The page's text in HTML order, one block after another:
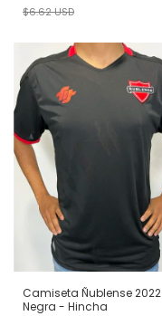
$6.62 USD
Camiseta Ñublense 2022
Negra - Hincha